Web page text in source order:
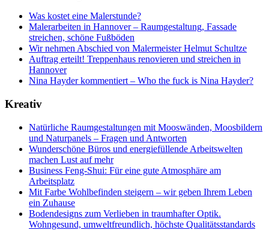
Was kostet eine Malerstunde?
Malerarbeiten in Hannover – Raumgestaltung, Fassade
streichen, schöne Fußböden
Wir nehmen Abschied von Malermeister Helmut Schultze
Auftrag erteilt! Treppenhaus renovieren und streichen in
Hannover
Nina Hayder kommentiert – Who the fuck is Nina Hayder?
Kreativ
Natürliche Raumgestaltungen mit Mooswänden, Moosbildern
und Naturpanels – Fragen und Antworten
Wunderschöne Büros und energiefüllende Arbeitswelten
machen Lust auf mehr
Business Feng-Shui: Für eine gute Atmosphäre am
Arbeitsplatz
Mit Farbe Wohlbefinden steigern – wir geben Ihrem Leben
ein Zuhause
Bodendesigns zum Verlieben in traumhafter Optik.
Wohngesund, umweltfreundlich, höchste Qualitätsstandards